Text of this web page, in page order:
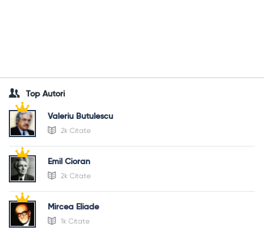
Top Autori
Valeriu Butulescu
2k Citate
Emil Cioran
2k Citate
Mircea Eliade
1k Citate